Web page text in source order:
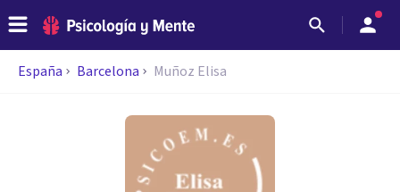
España Barcelona Muñoz Elisa